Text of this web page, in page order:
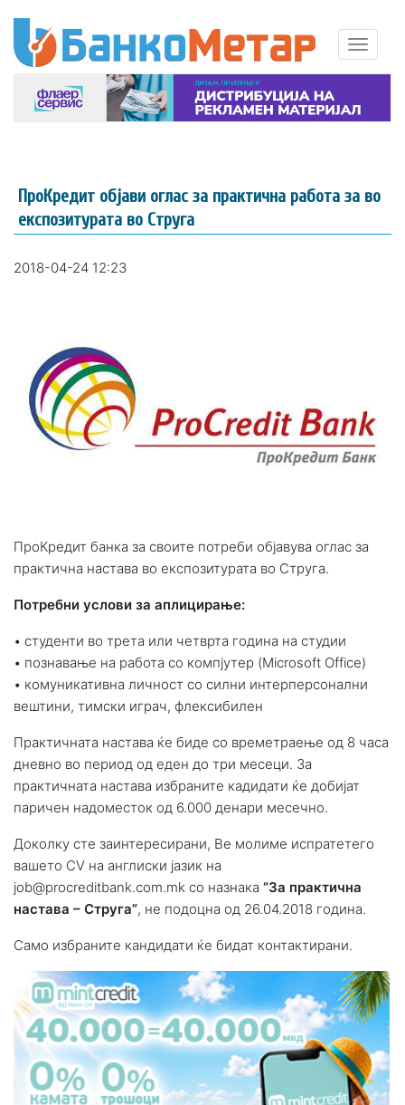
ПроКредит објави оглас за практична работа за во
експозитурата во Струга
2018-04-24 12:23
ПроКредит банка за своите потреби објавува оглас за
практична настава во експозитурата во Струга.
Потребни услови за аплицирање:
• студенти во третa или четврта година на студии
• познавање на работа со компјутер (Microsoft Office)
• комуникативна личност со силни интерперсонални
вештини, тимски играч, флексибилен
Практичната настава ќе биде со времетраење од 8 часа
дневно во период од еден до три месеци. За
практичната настава избраните кадидати ќе добијат
паричен надоместок од 6.000 денари месечно.
Доколку сте заинтересирани, Ве молиме испратетeго
вашето CV на англиски јазик на
job@procreditbank.com.mk со назнака “За практична
настава – Струга”, не подоцна од 26.04.2018 година.
Само избраните кандидати ќе бидат контактирани.